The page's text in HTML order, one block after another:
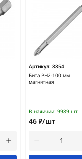
Артикул: 8854
Бита PH2-100 мм
магнитная
В наличии: 9989 шт
46 ₽/шт